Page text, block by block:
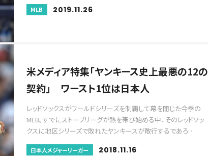
MLB 2019.11.26
米メディア特集「ヤンキース史上最悪の12の
契約」 ワースト1位は日本人
レッドソックスがワールドシリーズを制覇して幕を閉じた今季の
MLB。すでにストーブリーグが熱を帯び始める中、そのレッドソッ
クスに地区シリーズで敗れたヤンキースが敢行するであろ…
日本人メジャーリーガー 2018.11.16